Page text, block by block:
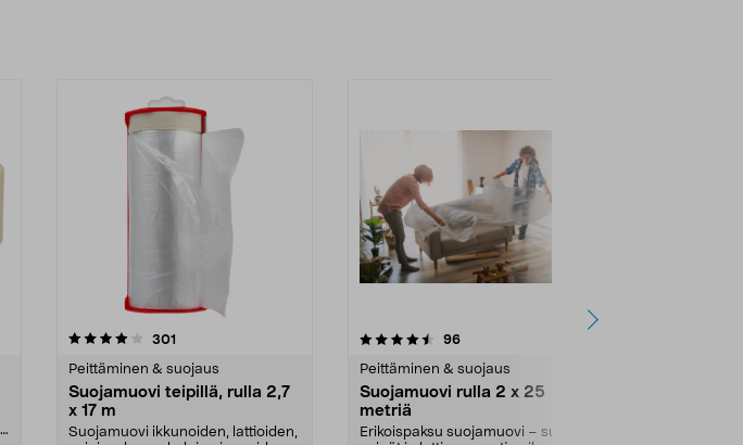
301
Peittäminen & suojaus
Suojamuovi teipillä, rulla 2,7
x 17 m
Suojamuovi ikkunoiden, lattioiden,
4.5 viidestä
96arvostelut
Peittäminen & suojaus
Suojamuovi rulla 2 x 25
metriä
Erikoispaksu suojamuovi – suojaa
4.0 viidestä